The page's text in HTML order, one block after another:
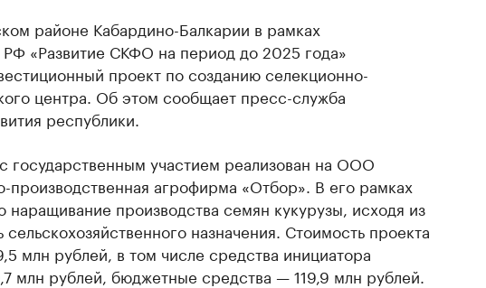
районе Кабардино-Балкарии в рамках
«Развитие СКФО на период до 2025 года»
проект по созданию селекционно-
центра. Об этом сообщает пресс-служба
республики.
государственным участием реализован на ООО
производственная агрофирма «Отбор». В его рамках
наращивание производства семян кукурузы, исходя из
сельскохозяйственного назначения. Стоимость проекта
млн рублей, в том числе средства инициатора
млн рублей, бюджетные средства — 119,9 млн рублей.